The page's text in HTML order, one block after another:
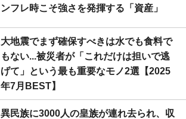
ンフレ時こそ強さを発揮する「資産」
大地震でまず確保すべきは水でも食料で
もない...被災者が「これだけは担いで逃
げて」という最も重要なモノ2選【2025
年7月BEST】
異民族に3000人の皇族が連れ去られ、収